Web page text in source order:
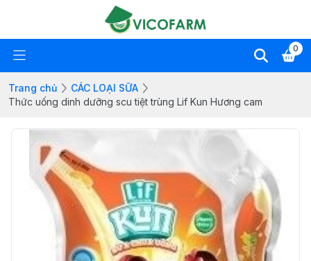
0
Trang chủ
CÁC LOẠI SỮA
Thức uống dinh dưỡng scu tiệt trùng Lif Kun Hương cam